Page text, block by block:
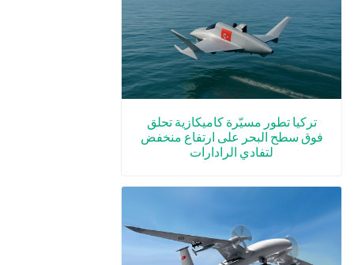
تركيا تطور مسيّرة كاميكازية تحلق
فوق سطح البحر على ارتفاع منخفض
لتفادي الرادارات